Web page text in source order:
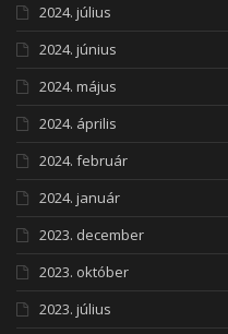
2024. július
2024. június
2024. május
2024. április
2024. február
2024. január
2023. december
2023. október
2023. július